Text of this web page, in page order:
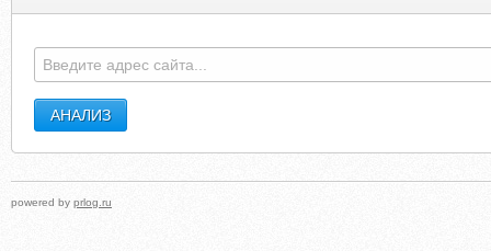
powered by prlog.ru